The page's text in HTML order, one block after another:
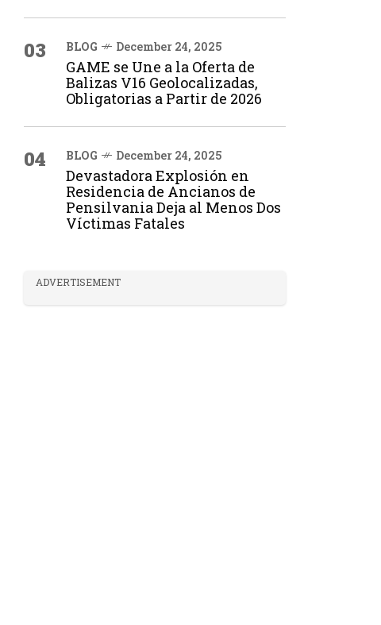
03 BLOG December 24, 2025
GAME se Une a la Oferta de
Balizas V16 Geolocalizadas,
Obligatorias a Partir de 2026
04 BLOG December 24, 2025
Devastadora Explosión en
Residencia de Ancianos de
Pensilvania Deja al Menos Dos
Víctimas Fatales
ADVERTISEMENT